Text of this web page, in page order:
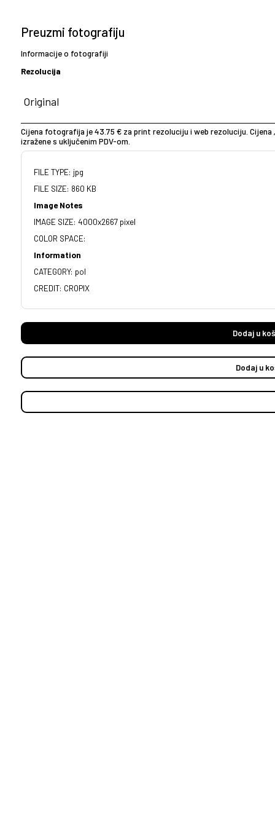
Preuzmi fotografiju
Informacije o fotografiji
Rezolucija
Cijena fotografija je 43.75 € za print rezoluciju i web rezoluciju.
izražene s uključenim PDV-om.
FILE TYPE: jpg
FILE SIZE: 860 KB
Image Notes
IMAGE SIZE: 4000x2667 pixel
COLOR SPACE:
Information
CATEGORY: pol
CREDIT: CROPIX
Dodaj u
Dodaj u